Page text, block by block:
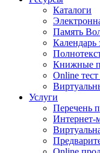
Каталоги
Память
Календарь
Книжные
Online
Услуги
Перечень
Интернет-